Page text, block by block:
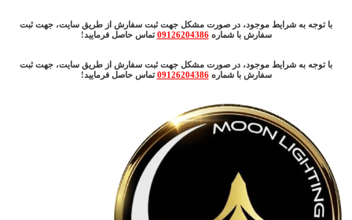
با توجه به شرایط موجود، در صورت مشکل جهت ثبت سفارش از طریق سایت، جهت ثبت
سفارش با شماره09126204386 تماس حاصل فرمایید!
با توجه به شرایط موجود، در صورت مشکل جهت ثبت سفارش از طریق سایت، جهت ثبت
سفارش با شماره09126204386 تماس حاصل فرمایید!